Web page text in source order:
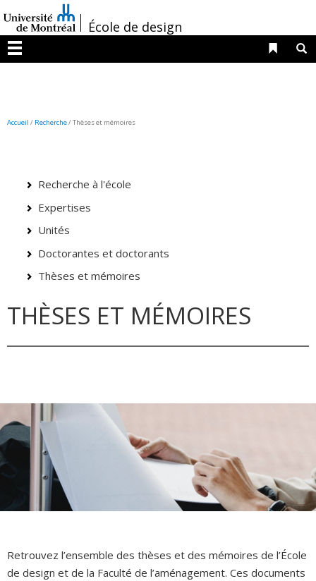
au
contenu
/École de design
Menu
Liens
Accueil / Recherche/Thèses et mémoires
Recherche à l'école
Expertises
Unités
Doctorantes et doctorants
Thèses et mémoires
THÈSES ET MÉMOIRES
Retrouvez l’ensemble des thèses et des mémoires de l’École
de design et de la Faculté de l’aménagement. Ces documents